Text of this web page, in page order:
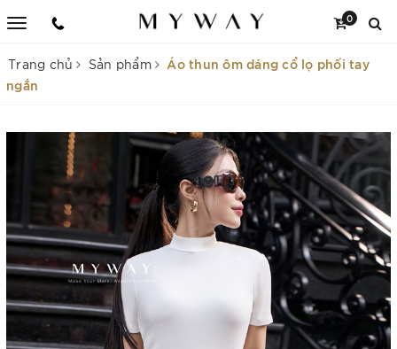
0
Trang chủ Sản phẩm
Áo thun ôm dáng cổ lọ phối tay
ngắn